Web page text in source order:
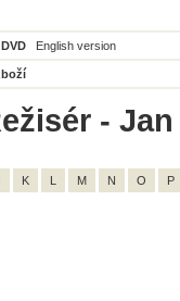
English version
-
K L M N O P